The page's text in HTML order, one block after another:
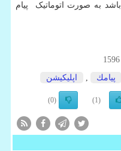
به صورت اتوماتیک پیام
1596
پیامك اپلیكیشن
(1)
(0)